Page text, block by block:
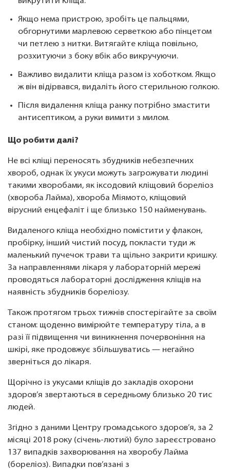
Якщо нема пристрою, зробіть це пальцями,
обгорнутими марлевою серветкою або пінцетом
чи петлею з нитки. Витягайте кліща повільно,
розхитуючи з боку вбік або викручуючи.
Важливо видалити кліща разом із хоботком. Якщо
ж він відірвався, видаліть його стерильною голкою.
Після видалення кліща ранку потрібно змастити
антисептиком, а руки вимити з милом.
Що робити далі?
Не всі кліщі переносять збудників небезпечних
хвороб, однак їх укуси можуть загрожувати людині
такими хворобами, як іксодовий кліщовий бореліоз
(хвороба Лайма), хвороба Міямото, кліщовий
вірусний енцефаліт і ще близько 150 найменувань.
Видаленого кліща необхідно помістити у флакон,
пробірку, інший чистий посуд, покласти туди ж
маленький пучечок трави та щільно закрити кришку.
За направленнями лікаря у лабораторній мережі
проводяться лабораторні дослідження кліщів на
наявність збудників бореліозу.
Також протягом трьох тижнів спостерігайте за своїм
станом: щоденно вимірюйте температуру тіла, а в
разі її підвищення чи виникнення почервоніння на
шкірі, яке продовжує збільшуватись — негайно
зверніться до лікаря.
Щорічно із укусами кліщів до закладів охорони
здоров’я звертаються в середньому близько 20 тис
людей.
Згідно з даними Центру громадського здоров’я, за 2
місяці 2018 року (січень-лютий) було зареєстровано
137 випадків захворювання на хворобу Лайма
(бореліоз). Випадки пов’язані з